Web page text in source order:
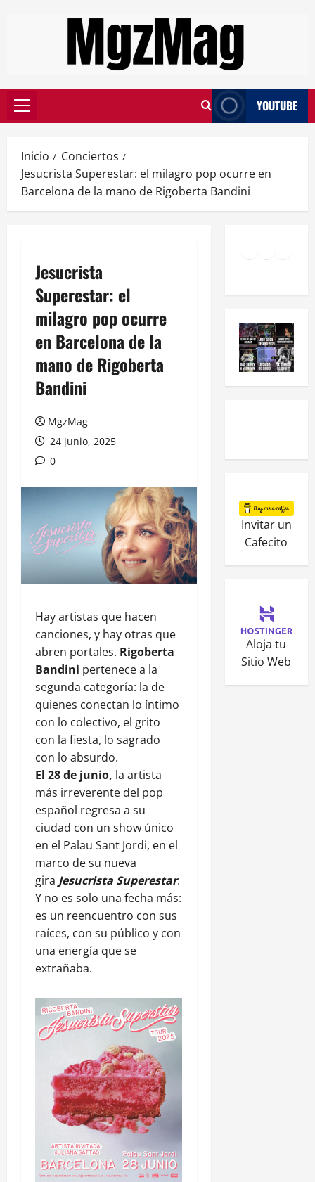
YOUTUBE
Inicio
Conciertos
Jesucrista Superestar: el milagro pop ocurre en
Barcelona de la mano de Rigoberta Bandini
Jesucrista
Superestar: el
milagro pop ocurre
en Barcelona de la
mano de Rigoberta
Bandini
MgzMag
24 junio, 2025
0
Hay artistas que hacen
canciones, y hay otras que
abren portales. Rigoberta
Bandini pertenece a la
segunda categoría: la de
quienes conectan lo íntimo
con lo colectivo, el grito
con la fiesta, lo sagrado
con lo absurdo.
El 28 de junio, la artista
más irreverente del pop
español regresa a su
ciudad con un show único
en el Palau Sant Jordi, en el
marco de su nueva
gira Jesucrista Superestar.
Y no es solo una fecha más:
es un reencuentro con sus
raíces, con su público y con
una energía que se
extrañaba.
Invitar un
Cafecito
Aloja tu
Sitio Web